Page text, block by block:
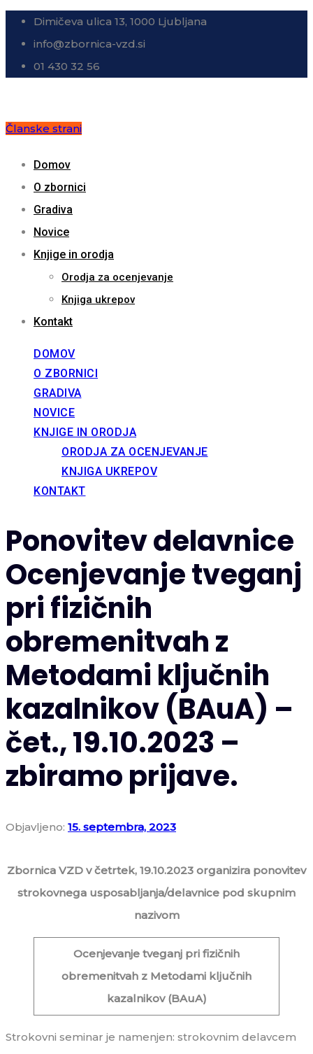
Dimičeva ulica 13, 1000 Ljubljana
info@zbornica-vzd.si
01 430 32 56
Članske strani
Domov
O zbornici
Gradiva
Novice
Knjige in orodja
Orodja za ocenjevanje
Knjiga ukrepov
Kontakt
DOMOV
O ZBORNICI
GRADIVA
NOVICE
KNJIGE IN ORODJA
ORODJA ZA OCENJEVANJE
KNJIGA UKREPOV
KONTAKT
Ponovitev delavnice
Ocenjevanje tveganj
pri fizičnih
obremenitvah z
Metodami ključnih
kazalnikov (BAuA) –
čet., 19.10.2023 –
zbiramo prijave.
Objavljeno: 15. septembra, 2023
Zbornica VZD v četrtek, 19.10.2023 organizira ponovitev
strokovnega usposabljanja/delavnice pod skupnim
nazivom
Ocenjevanje tveganj pri fizičnih
obremenitvah z Metodami ključnih
kazalnikov (BAuA)
Strokovni seminar je namenjen: strokovnim delavcem